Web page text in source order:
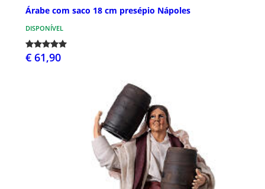
Árabe com saco 18 cm presépio Nápoles
DISPONÍVEL
€ 61,90